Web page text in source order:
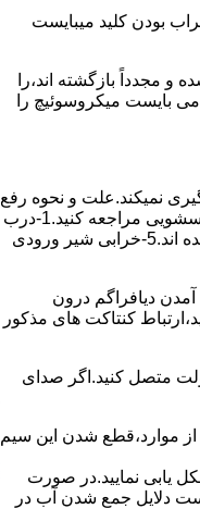
ﺑﻮدن ﮐﻠﯿﺪ میبایست
مجدداً بازگشته اند،را
بایست ﻣﯿﮑﺮوﺳﻮﺋﯿﭻ را
نمیکند.ﻋﻠﺖ و نحوه رﻓﻊ
مشکل:آبگیری کند ماشین لباسشویی و یا آبگیر نکردن آن می تواند دلایل متفاوتی داشته باشد.برای مطالعه بیشتر می توانید به مشکلات مرتبط با آبگیری لباسشویی مراجعه کنید.1-درب
ﻣﺎﺷﯿﻦ ﺑﺎز اﺳﺖ.2-ﻣﯿﮑﺮوﺳﻮﺋﯿﭻ ﺧﺮاب اﺳﺖ.3-ﻫﯿﺪرواﺳﺘﺎت ﺧﺮاب اﺳﺖ.4-سیمهای راﺑﻂ ﺑﯿﻦ ﮐﻠﯿﺪ ﺗﺎﯾﻤﺮ لباسشویی،ﻣﯿﮑﺮوﺳﻮﺋﯿﭻ،ﻫﯿﺪرواﺳﺘﺎت و ﺷﯿﺮ ﻗﻄﻊ ﺷﺪه اند.5-خرابی شیر ورودی
آﺑﮕﯿﺮی و ﺑﺎ ﺑﺎﻻ آﻣﺪن دﯾﺎﻓﺮاﮔﻢ درون
کرده اید،ارﺗﺒﺎط ﮐﻨﺘﺎﮐﺖ ﻫﺎی ﻣﺬﮐﻮر
ﺗﺎﯾﻤﺮ لباسشویی ﺳﻮﺧﺘﻪ اﺳﺖ.نحوه رﻓﻊ:سیمهای ﺑﻮﺑﯿﻦ ﻣﻮﺗﻮر ﺗﺎﯾﻤﺮ ماشین لباسشویی را از ﺳﺎﯾﺮ قسمتهای ﻣﺪار ﺟﺪا کرده و مستقیماً ﺑﻪ برق ۲۲۰ وﻟﺖ ﻣﺘﺼﻞ کنید.اﮔﺮ ﺻﺪای
از موارد،ﻗﻄﻊ ﺷﺪن اﯾﻦ ﺳﯿﻢ
یابی نمایید.در صورت
دلایل جمع شدن آب در